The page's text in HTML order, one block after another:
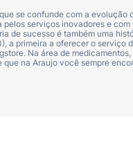
se confunde com a evolução
serviços inovadores e com
de sucesso é também uma
a primeira a oferecer o serviço
Na área de
na Araujo você sempre